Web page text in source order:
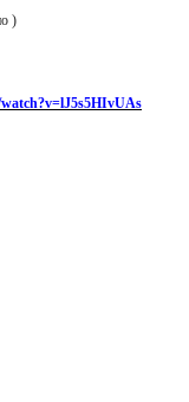
)